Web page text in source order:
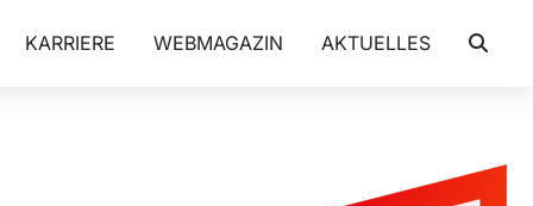
KARRIERE WEBMAGAZIN AKTUELLES